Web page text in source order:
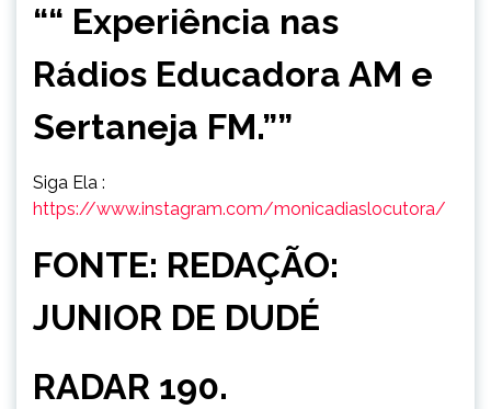
““ Experiência nas
Rádios Educadora AM e
Sertaneja FM.””
Siga Ela :
https://www.instagram.com/monicadiaslocutora/
FONTE: REDAÇÃO:
JUNIOR DE DUDÉ
RADAR 190.